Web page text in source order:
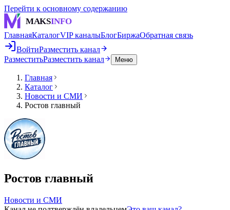
Перейти к основному содержанию
MAKSINFO
ГлавнаяКаталогVIP каналыБлогБиржаОбратная связь
ВойтиРазместить канал
РазместитьРазместить канал Меню
Главная
Каталог
Новости и СМИ
Ростов главный
Ростов главный
Новости и СМИ